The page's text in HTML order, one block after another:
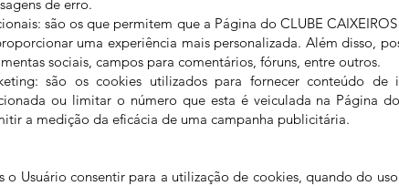
de erro.
são os que permitem que a Página do CLUBE
uma experiência mais personalizada. Além disso,
sociais, campos para comentários, fóruns, entre outros.
são os cookies utilizados para fornecer conteúdo
ou limitar o número que esta é veiculada na Página
a medição da eficácia de uma campanha publicitária.
o Usuário consentir para a utilização de cookies, quando do